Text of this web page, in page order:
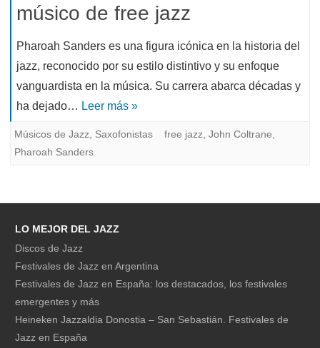
músico de free jazz
Pharoah Sanders es una figura icónica en la historia del
jazz, reconocido por su estilo distintivo y su enfoque
vanguardista en la música. Su carrera abarca décadas y
ha dejado… Leer más »
Músicos de Jazz Saxofonistas free jazz John Coltrane
Pharoah Sanders
LO MEJOR DEL JAZZ
Discos de Jazz
Festivales de Jazz en Argentina
Festivales de Jazz en España: los destacados, los festivales
emergentes y más
Heineken Jazzaldia Donostia – San Sebastián. Festivales de
Jazz en España